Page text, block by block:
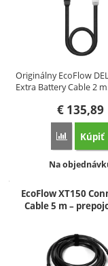
Originálny EcoFlow
Extra Battery Cable 2
€ 135,89
Porovnať
Kúpiť
Dostupnosť:
Na
EcoFlow XT150
Cable 5 m –